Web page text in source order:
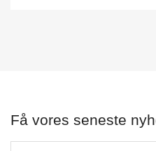
Få vores seneste